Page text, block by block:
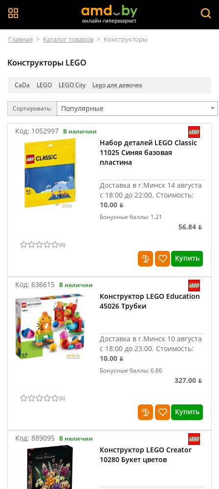
Главная > Каталог товаров > Конструкторы
Конструкторы LEGO
CaDa LEGO LEGO City Lego для девочек
Сортировать: Популярные
Код: 1052997 В наличии
Набор деталей LEGO Classic
11025 Синяя базовая
пластина
Доставка в г.Минск 14 августа
с 18:00 до 22:00. Стоимость:
10.00 ƃ
Бонусные баллы: 1.21
56.84 ƃ
(0)
Купить
Код: 636615 В наличии
Конструктор LEGO Education
45026 Трубки
Доставка в г.Минск 10 августа
с 18:00 до 23:00. Стоимость:
10.00 ƃ
Бонусные баллы: 6.66
327.00 ƃ
(0)
Купить
Код: 889095 В наличии
Конструктор LEGO Creator
10280 Букет цветов